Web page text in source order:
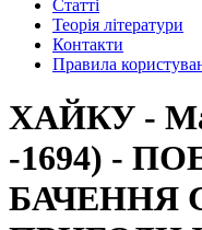
Статті
Теорія літератури
Контакти
Правила
ХАЙКУ -
-1694) -
БАЧЕННЯ